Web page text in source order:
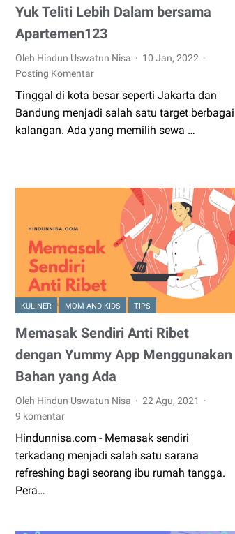
Yuk Teliti Lebih Dalam bersama
Apartemen123
Oleh Hindun Uswatun Nisa
10 Jan, 2022
Posting Komentar
Tinggal di kota besar seperti Jakarta dan
Bandung menjadi salah satu target berbagai
kalangan. Ada yang memilih sewa …
KULINER MOM AND KIDS TIPS
Memasak Sendiri Anti Ribet
dengan Yummy App Menggunakan
Bahan yang Ada
Oleh Hindun Uswatun Nisa
22 Agu, 2021
9 komentar
Hindunnisa.com - Memasak sendiri
terkadang menjadi salah satu sarana
refreshing bagi seorang ibu rumah tangga.
Pera…